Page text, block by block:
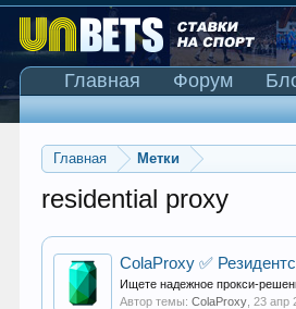
Главная Метки
residential proxy
ColaProxy ✅
Ищете надежное прокси-
Автор темы:ColaProxy ,23 апр
Главная Форум